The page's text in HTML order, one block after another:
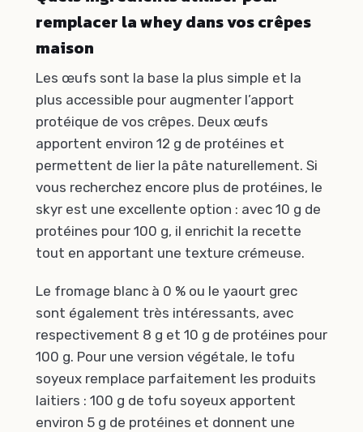
remplacer la whey dans vos crêpes
maison
Les œufs sont la base la plus simple et la
plus accessible pour augmenter l’apport
protéique de vos crêpes. Deux œufs
apportent environ 12 g de protéines et
permettent de lier la pâte naturellement. Si
vous recherchez encore plus de protéines, le
skyr est une excellente option : avec 10 g de
protéines pour 100 g, il enrichit la recette
tout en apportant une texture crémeuse.
Le fromage blanc à 0 % ou le yaourt grec
sont également très intéressants, avec
respectivement 8 g et 10 g de protéines pour
100 g. Pour une version végétale, le tofu
soyeux remplace parfaitement les produits
laitiers : 100 g de tofu soyeux apportent
environ 5 g de protéines et donnent une